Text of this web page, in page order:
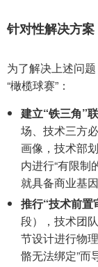
针对性解决方案
为了解决上述问
“橄榄球赛”：
建立“铁三角”
场、技术三方
画像，技术部
内进行“有限制
就具备商业基
推行“技术前置
段），技术团
节设计进行物
骼无法绑定”而